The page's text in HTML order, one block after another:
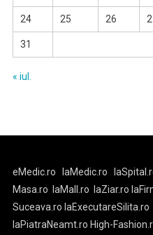
24 25 26
31
« iul.
eMedic.ro laMedic.ro
Masa.ro
laMall.ro laZiar.ro
Suceava.ro laExecutareSilita.ro
laPiatraNeamt.ro High-